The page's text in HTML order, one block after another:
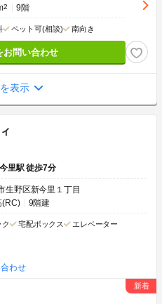
2 9階
ペット可(相談) 南向き
お問い合わせ
表示
里駅 徒歩7分
生野区新今里１丁目
(RC) 9階建
ク 宅配ボックス エレベーター
わせ